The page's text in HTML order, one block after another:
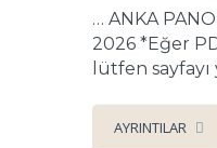
… ANKA
2026 *Eğer
lütfen
AYRINTILAR